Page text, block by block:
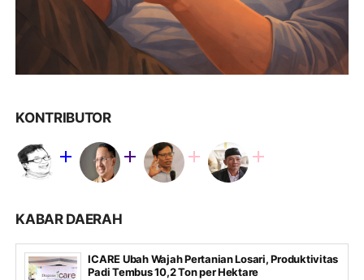
KONTRIBUTOR
KABAR DAERAH
ICARE Ubah Wajah Pertanian Losari, Produktivitas
Padi Tembus 10,2 Ton per Hektare